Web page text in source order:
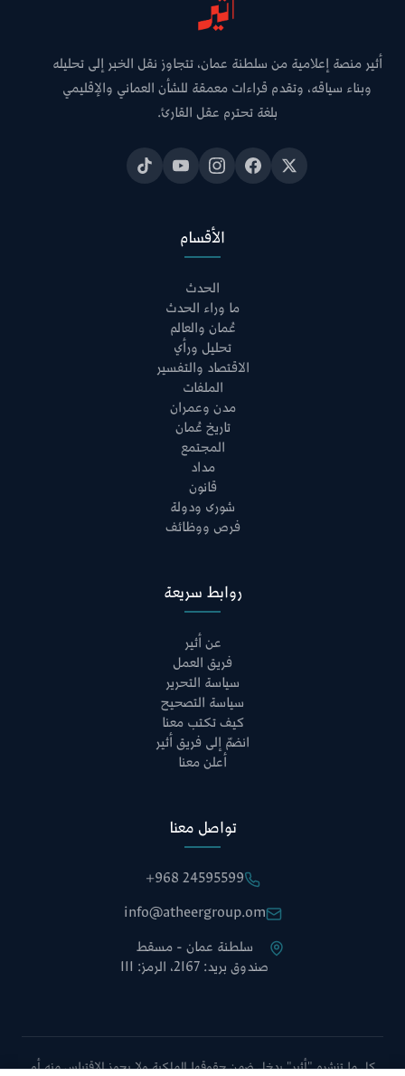
أثير منصة إعلامية من سلطنة عمان، تتجاوز نقل الخبر إلى تحليله
وبناء سياقه، وتقدم قراءات معمقة للشأن العماني والإقليمي
بلغة تحترم عقل القارئ.
الأقسام
الحدث
ما وراء الحدث
عُمان والعالم
تحليل ورأي
الاقتصاد والتفسير
الملفات
مدن وعمران
تاريخ عُمان
المجتمع
مداد
قانون
شورى ودولة
فرص ووظائف
روابط سريعة
عن أثير
فريق العمل
سياسة التحرير
سياسة التصحيح
كيف تكتب معنا
انضمّ إلى فريق أثير
أعلن معنا
تواصل معنا
+968 24595599
info@atheergroup.om
سلطنة عمان - مسقط
صندوق بريد: 2167، الرمز: 111
كل ما تنشره "أثير" يدخل ضمن حقوقها الملكية ولا يجوز الاقتباس منه أو